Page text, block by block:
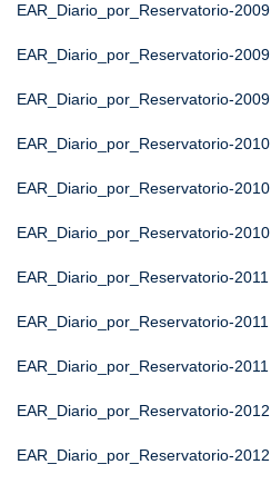
EAR_Diario_por_Reservatorio-2009
EAR_Diario_por_Reservatorio-2009
EAR_Diario_por_Reservatorio-2009
EAR_Diario_por_Reservatorio-2010
EAR_Diario_por_Reservatorio-2010
EAR_Diario_por_Reservatorio-2010
EAR_Diario_por_Reservatorio-2011
EAR_Diario_por_Reservatorio-2011
EAR_Diario_por_Reservatorio-2011
EAR_Diario_por_Reservatorio-2012
EAR_Diario_por_Reservatorio-2012